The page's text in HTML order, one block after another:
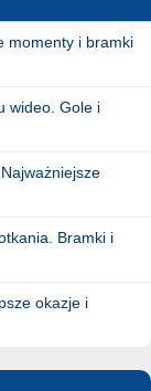
momenty i bramki
wideo. Gole i
Bramki i
okazje i